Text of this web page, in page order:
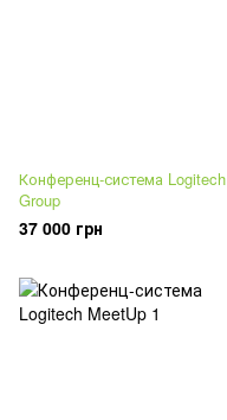
Конференц-система Logitech
Group
37 000 грн